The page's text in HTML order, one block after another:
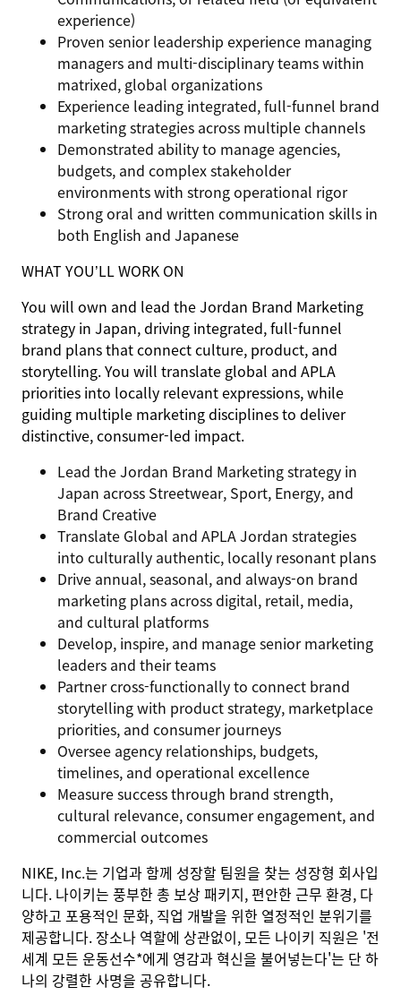
experience)
Proven senior leadership experience managing
managers and multi-disciplinary teams within
matrixed, global organizations
Experience leading integrated, full-funnel brand
marketing strategies across multiple channels
Demonstrated ability to manage agencies,
budgets, and complex stakeholder
environments with strong operational rigor
Strong oral and written communication skills in
both English and Japanese
WHAT YOU’LL WORK ON
You will own and lead the Jordan Brand Marketing
strategy in Japan, driving integrated, full-funnel
brand plans that connect culture, product, and
storytelling. You will translate global and APLA
priorities into locally relevant expressions, while
guiding multiple marketing disciplines to deliver
distinctive, consumer-led impact.
Lead the Jordan Brand Marketing strategy in
Japan across Streetwear, Sport, Energy, and
Brand Creative
Translate Global and APLA Jordan strategies
into culturally authentic, locally resonant plans
Drive annual, seasonal, and always-on brand
marketing plans across digital, retail, media,
and cultural platforms
Develop, inspire, and manage senior marketing
leaders and their teams
Partner cross-functionally to connect brand
storytelling with product strategy, marketplace
priorities, and consumer journeys
Oversee agency relationships, budgets,
timelines, and operational excellence
Measure success through brand strength,
cultural relevance, consumer engagement, and
commercial outcomes
NIKE, Inc.는 기업과 함께 성장할 팀원을 찾는 성장형 회사입
니다. 나이키는 풍부한 총 보상 패키지, 편안한 근무 환경, 다
양하고 포용적인 문화, 직업 개발을 위한 열정적인 분위기를
제공합니다. 장소나 역할에 상관없이, 모든 나이키 직원은 '전
세계 모든 운동선수*에게 영감과 혁신을 불어넣는다'는 단 하
나의 강렬한 사명을 공유합니다.